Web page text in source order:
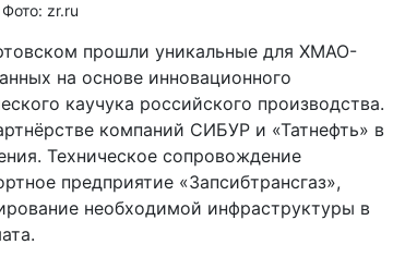
Фото: zr.ru
прошли уникальные для ХМАО-
на основе инновационного
каучука российского производства.
компаний СИБУР и «Татнефть» в
Техническое сопровождение
предприятие «Запсибтрансгаз»,
необходимой инфраструктуры в